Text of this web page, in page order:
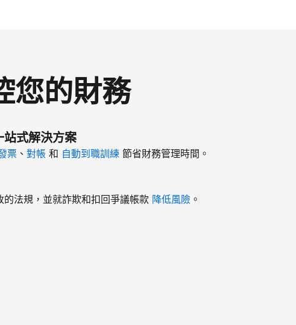
您的財務
站式解決方案
票 、 對帳 和 自動到職訓練 節省財務管理時間。
的法規，並就詐欺和扣回爭議帳款 降低風險 。